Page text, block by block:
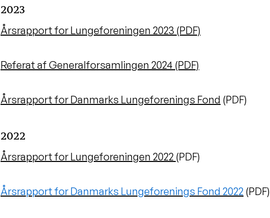
2023
Årsrapport for Lungeforeningen 2023 (PDF)
Referat af Generalforsamlingen 2024 (PDF)
Årsrapport for Danmarks Lungeforenings Fond (PDF)
2022
Årsrapport for Lungeforeningen 2022 (PDF)
Årsrapport for Danmarks Lungeforenings Fond 2022 (PDF)